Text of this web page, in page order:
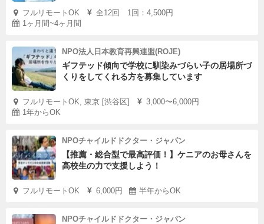
フルリモートOK
全12回 1回：4,500円
1ヶ月間~4ヶ月間
NPO法人日本教育再興連盟(ROJE)
ギフテッド傾向で学校に馴染みづらい子の居場所づ
くりをしてくれる方を募集しています
フルリモートOK, 東京 [渋谷区]
3,000〜6,000円
1年からOK
NPOチャイルドドクター・ジャパン
【推薦・総合型で最高評価！】ケニアのお母さんを
高校生の力で支援しよう！
フルリモートOK 6,000円 半年からOK
NPOチャイルドドクター・ジャパン